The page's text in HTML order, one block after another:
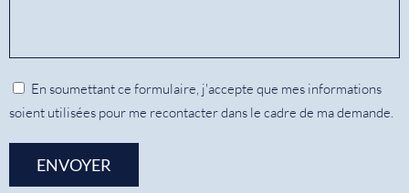
En soumettant ce formulaire, j'accepte que mes informations
soient utilisées pour me recontacter dans le cadre de ma demande.
ENVOYER